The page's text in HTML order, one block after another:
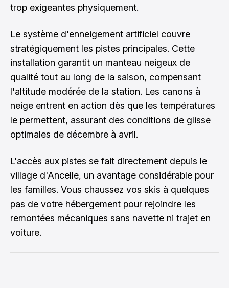
trop exigeantes physiquement.
Le système d'enneigement artificiel couvre
stratégiquement les pistes principales. Cette
installation garantit un manteau neigeux de
qualité tout au long de la saison, compensant
l'altitude modérée de la station. Les canons à
neige entrent en action dès que les températures
le permettent, assurant des conditions de glisse
optimales de décembre à avril.
L'accès aux pistes se fait directement depuis le
village d'Ancelle, un avantage considérable pour
les familles. Vous chaussez vos skis à quelques
pas de votre hébergement pour rejoindre les
remontées mécaniques sans navette ni trajet en
voiture.